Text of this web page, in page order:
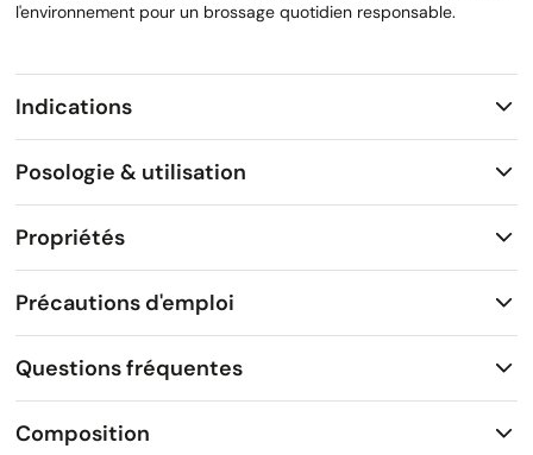
l'environnement pour un brossage quotidien responsable.
Indications
Posologie & utilisation
Propriétés
Précautions d'emploi
Questions fréquentes
Composition